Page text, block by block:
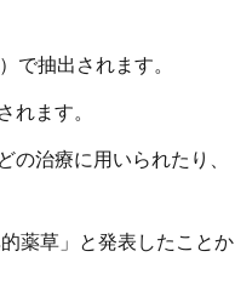
で抽出されます。
れます。
の治療に用いられたり、
薬草」と発表したことか